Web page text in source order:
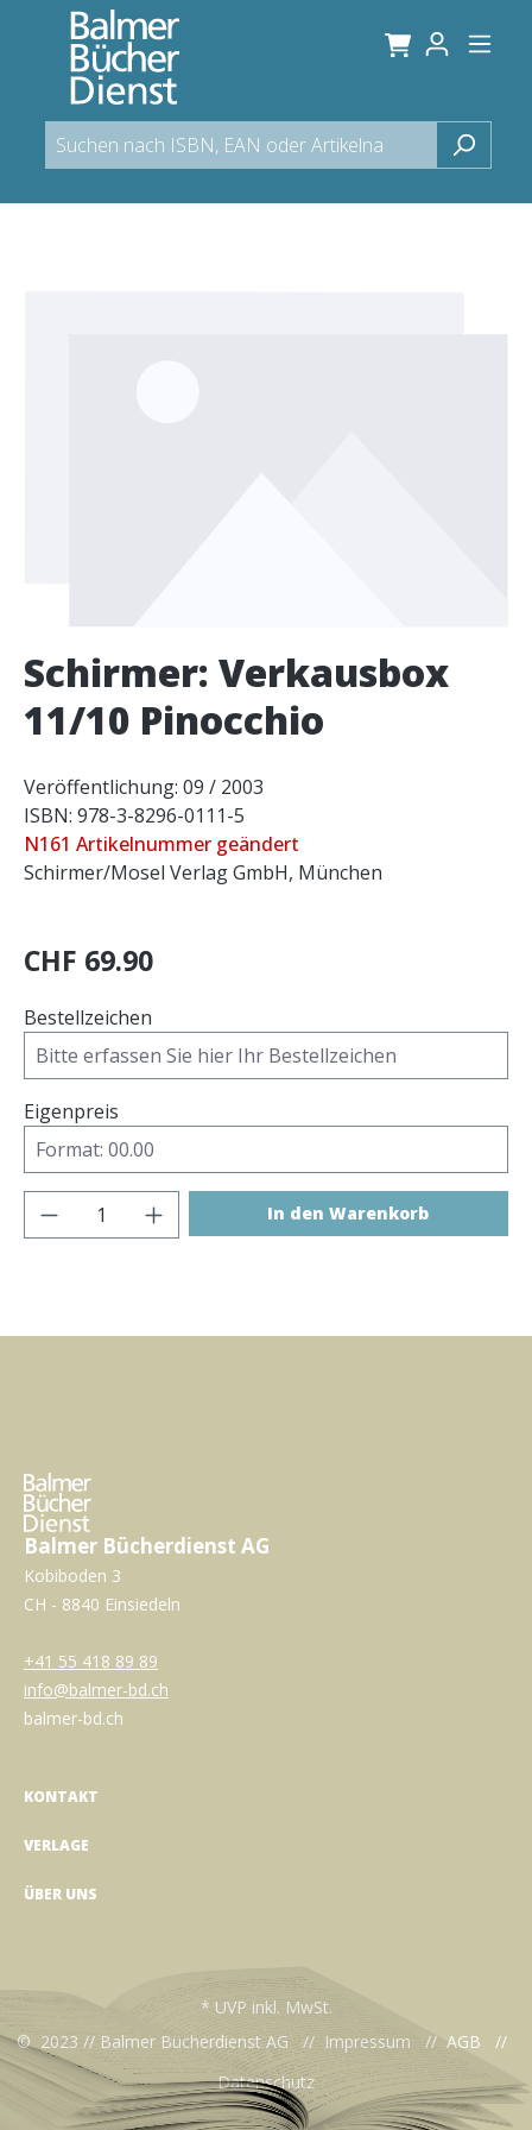
springen
Schirmer: Verkausbox
11/10 Pinocchio
Veröffentlichung: 09 / 2003
ISBN: 978-3-8296-0111-5
N161 Artikelnummer geändert
Schirmer/Mosel Verlag GmbH, München
CHF 69.90
Bestellzeichen
Eigenpreis
Produkt Anzahl: Gib den gewünschten
In den Warenkorb
Balmer Bücherdienst AG
Kobiboden 3
CH - 8840 Einsiedeln
+41 55 418 89 89
info@balmer-bd.ch
balmer-bd.ch
KONTAKT
VERLAGE
ÜBER UNS
* UVP inkl. MwSt.
© 2023 // Balmer Bücherdienst AG // Impressum // AGB //
Datenschutz